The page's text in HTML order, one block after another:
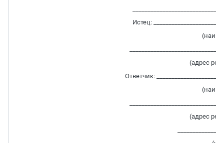
Истец:
(адрес
Ответчик:
(адрес